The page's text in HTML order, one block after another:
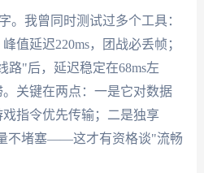
。我曾同时测试过多个工具：
值延迟220ms，团战必丢帧；
路"后，延迟稳定在68ms左
关键在两点：一是它对数据
指令优先传输；二是独享
不堵塞——这才有资格谈"流畅